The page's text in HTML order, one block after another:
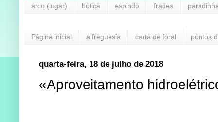
arco (lugar) botica espindo frades
Página inicial a freguesia carta de foral pontos
quarta-feira, 18 de julho de 2018
«Aproveitamento